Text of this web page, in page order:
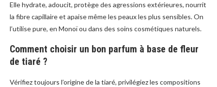
Elle hydrate, adoucit, protège des agressions extérieures, nourrit
la fibre capillaire et apaise même les peaux les plus sensibles. On
l’utilise pure, en Monoï ou dans des soins cosmétiques naturels.
Comment choisir un bon parfum à base de fleur
de tiaré ?
Vérifiez toujours l’origine de la tiaré, privilégiez les compositions